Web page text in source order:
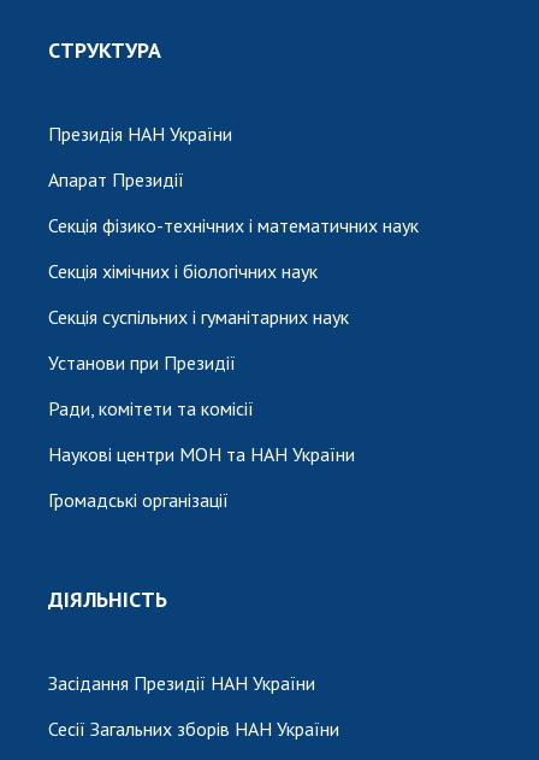
СТРУКТУРА
Президія НАН України
Апарат Президії
Секція фізико-технічних і математичних наук
Секція хімічних і біологічних наук
Секція суспільних і гуманітарних наук
Установи при Президії
Ради, комітети та комісії
Наукові центри МОН та НАН України
Громадські організації
ДІЯЛЬНІСТЬ
Засідання Президії НАН України
Сесії Загальних зборів НАН України